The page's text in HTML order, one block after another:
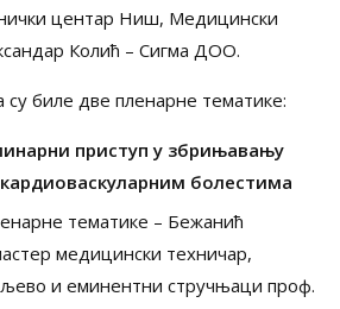
центар Ниш, Медицински
Колић – Сигма ДОО.
су биле две пленарне тематике:
приступ у збрињавању
кардиоваскуларним болестима
тематике – Бежанић
медицински техничар,
и еминентни стручњаци проф.